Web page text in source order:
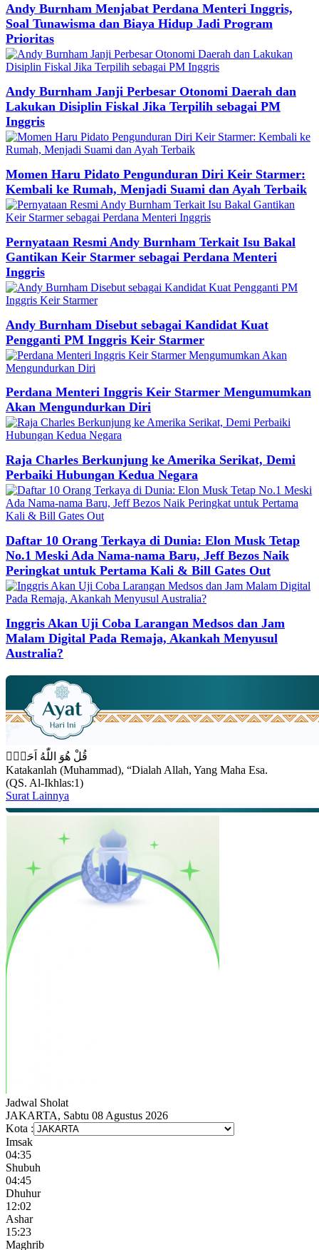
Andy Burnham Menjabat Perdana Menteri Inggris,
Soal Tunawisma dan Biaya Hidup Jadi Program
Prioritas
Andy Burnham Janji Perbesar Otonomi Daerah dan
Lakukan Disiplin Fiskal Jika Terpilih sebagai PM
Inggris
Momen Haru Pidato Pengunduran Diri Keir Starmer:
Kembali ke Rumah, Menjadi Suami dan Ayah Terbaik
Pernyataan Resmi Andy Burnham Terkait Isu Bakal
Gantikan Keir Starmer sebagai Perdana Menteri
Inggris
Andy Burnham Disebut sebagai Kandidat Kuat
Pengganti PM Inggris Keir Starmer
Perdana Menteri Inggris Keir Starmer Mengumumkan
Akan Mengundurkan Diri
Raja Charles Berkunjung ke Amerika Serikat, Demi
Perbaiki Hubungan Kedua Negara
Daftar 10 Orang Terkaya di Dunia: Elon Musk Tetap
No.1 Meski Ada Nama-nama Baru, Jeff Bezos Naik
Peringkat untuk Pertama Kali & Bill Gates Out
Inggris Akan Uji Coba Larangan Medsos dan Jam
Malam Digital Pada Remaja, Akankah Menyusul
Australia?
قُلْ هُوَ اللّٰهُ اَحَدٌۚ
Katakanlah (Muhammad), “Dialah Allah, Yang Maha Esa.
(QS. Al-Ikhlas:1)
Surat Lainnya
Jadwal Sholat
JAKARTA, Sabtu 08 Agustus 2026
Kota :
Imsak
04:35
Shubuh
04:45
Dhuhur
12:02
Ashar
15:23
Maghrib